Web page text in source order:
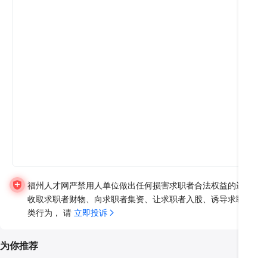
福州人才网严禁用人单位做出任何损害求职者合法权益的违法违
收取求职者财物、向求职者集资、让求职者入股、诱导求职者异
类行为， 请 立即投诉
为你推荐